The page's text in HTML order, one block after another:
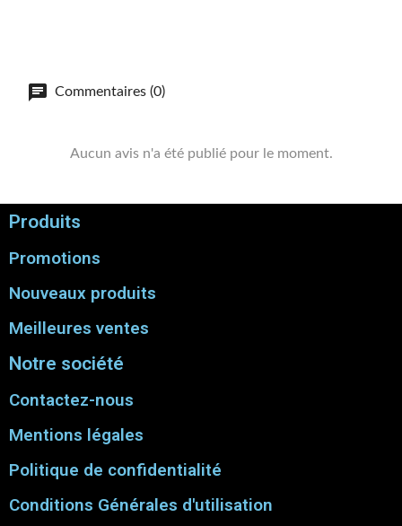
Commentaires (0)
Aucun avis n'a été publié pour le moment.
Produits
Promotions
Nouveaux produits
Meilleures ventes
Notre société
Contactez-nous
Mentions légales
Politique de confidentialité
Conditions Générales d'utilisation